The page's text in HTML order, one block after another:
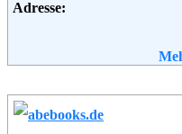
Email:
Adresse:
Soziale Kanäle: